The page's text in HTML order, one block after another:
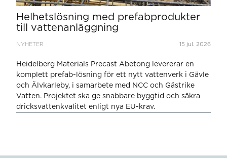
Helhetslösning med prefabprodukter
till vattenanläggning
NYHETER 15 jul. 2026
Heidelberg Materials Precast Abetong levererar en
komplett prefab-lösning för ett nytt vattenverk i Gävle
och Älvkarleby, i samarbete med NCC och Gästrike
Vatten. Projektet ska ge snabbare byggtid och säkra
dricksvattenkvalitet enligt nya EU-krav.